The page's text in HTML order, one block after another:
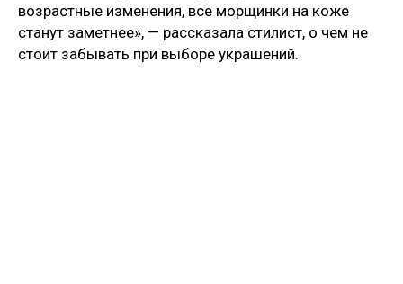
возрастные изменения, все морщинки на коже
станут заметнее», — рассказала стилист, о чем не
стоит забывать при выборе украшений.